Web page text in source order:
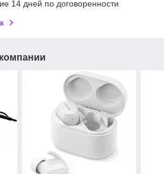
14 дней по договоренности